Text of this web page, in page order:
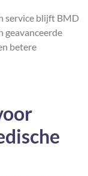
service blijft BMD
geavanceerde
betere